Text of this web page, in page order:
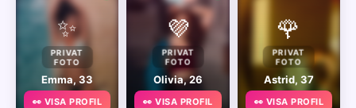
✨
PRIVAT
FOTO
Emma, 33
👀 VISA PROFIL
💜
PRIVAT
FOTO
Olivia, 26
👀 VISA PROFIL
🌹
PRIVAT
FOTO
Astrid, 37
👀 VISA PROFIL